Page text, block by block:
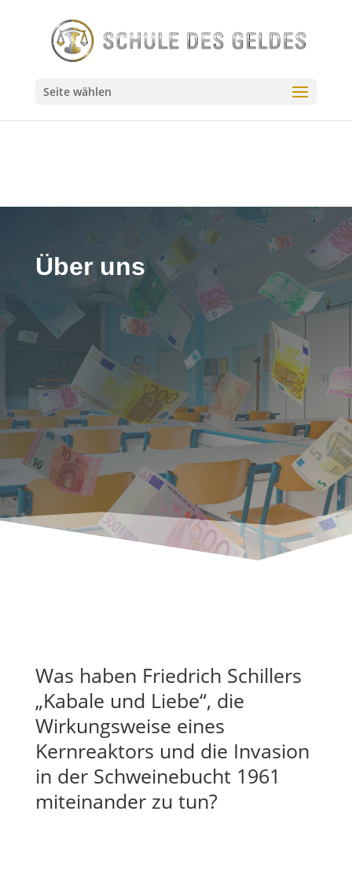
by user10201522, modified by community. See post
'Timeline' for change history // Retrieved 2026-07-23,
Seite wählen
Über uns
Was haben Friedrich Schillers
„Kabale und Liebe“, die
Wirkungsweise eines
Kernreaktors und die Invasion
in der Schweinebucht 1961
miteinander zu tun?